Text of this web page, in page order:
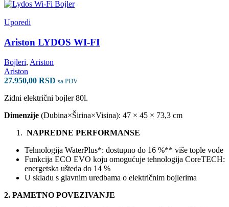
Uporedi
Ariston LYDOS WI-FI
Bojleri, Ariston
Ariston
27.950,00 RSD sa PDV
Zidni električni bojler 80l.
Dimenzije (Dubina×Širina×Visina): 47 × 45 × 73,3 cm
NAPREDNE PERFORMANSE
Tehnologija WaterPlus*: dostupno do 16 %** više tople vode
Funkcija ECO EVO koju omogućuje tehnologija CoreTECH:
energetska ušteda do 14 %
U skladu s glavnim uredbama o električnim bojlerima
2. PAMETNO POVEZIVANJE